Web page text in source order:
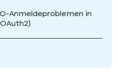
Anmeldeproblemen in